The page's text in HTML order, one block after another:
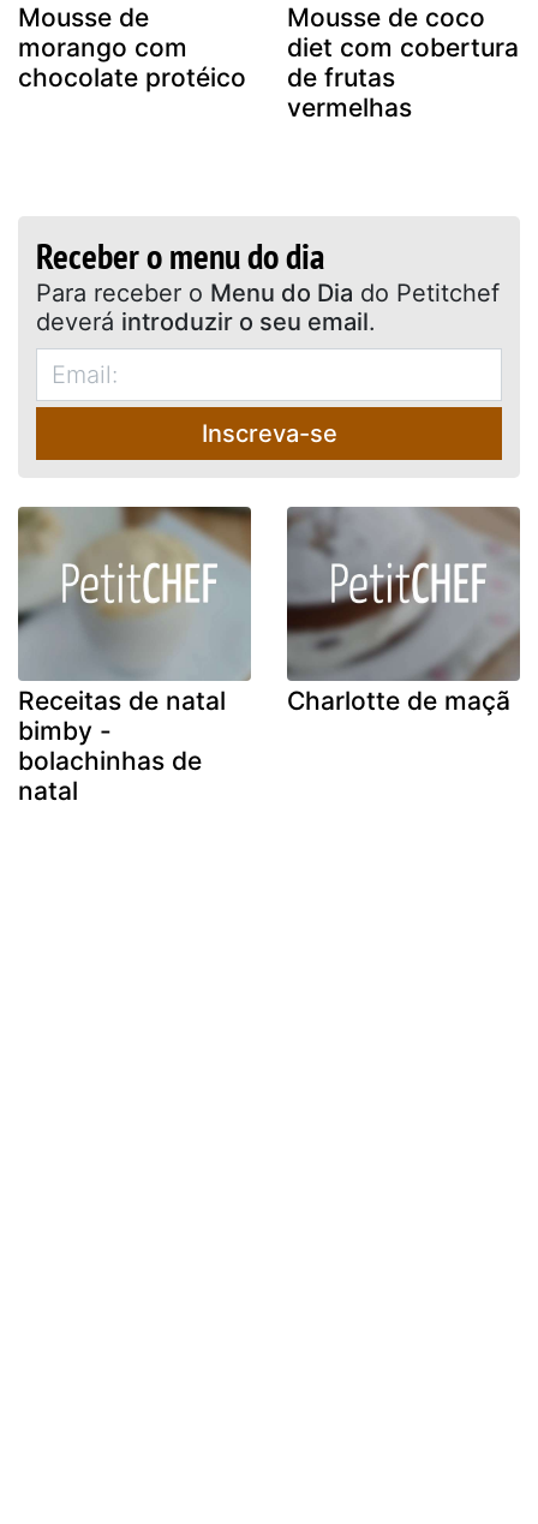
Mousse de
morango com
chocolate protéico
Mousse de coco
diet com cobertura
de frutas
vermelhas
Receber o menu do dia
Para receber o Menu do Dia do Petitchef
deverá introduzir o seu email.
Inscreva-se
Receitas de natal
bimby -
bolachinhas de
natal
Charlotte de maçã